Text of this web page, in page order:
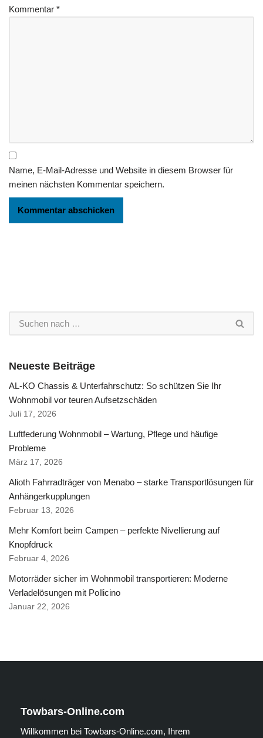
Kommentar *
Name, E-Mail-Adresse und Website in diesem Browser für
meinen nächsten Kommentar speichern.
Neueste Beiträge
AL-KO Chassis & Unterfahrschutz: So schützen Sie Ihr
Wohnmobil vor teuren Aufsetzschäden
Juli 17, 2026
Luftfederung Wohnmobil – Wartung, Pflege und häufige
Probleme
März 17, 2026
Alioth Fahrradträger von Menabo – starke Transportlösungen für
Anhängerkupplungen
Februar 13, 2026
Mehr Komfort beim Campen – perfekte Nivellierung auf
Knopfdruck
Februar 4, 2026
Motorräder sicher im Wohnmobil transportieren: Moderne
Verladelösungen mit Pollicino
Januar 22, 2026
Towbars-Online.com
Willkommen bei Towbars-Online.com, Ihrem